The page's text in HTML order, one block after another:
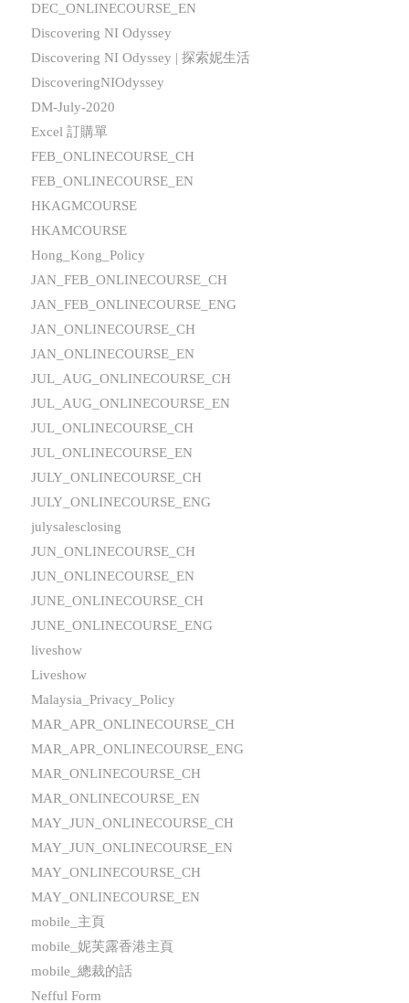
DEC_ONLINECOURSE_EN
Discovering NI Odyssey
Discovering NI Odyssey | 探索妮生活
DiscoveringNIOdyssey
DM-July-2020
Excel 訂購單
FEB_ONLINECOURSE_CH
FEB_ONLINECOURSE_EN
HKAGMCOURSE
HKAMCOURSE
Hong_Kong_Policy
JAN_FEB_ONLINECOURSE_CH
JAN_FEB_ONLINECOURSE_ENG
JAN_ONLINECOURSE_CH
JAN_ONLINECOURSE_EN
JUL_AUG_ONLINECOURSE_CH
JUL_AUG_ONLINECOURSE_EN
JUL_ONLINECOURSE_CH
JUL_ONLINECOURSE_EN
JULY_ONLINECOURSE_CH
JULY_ONLINECOURSE_ENG
julysalesclosing
JUN_ONLINECOURSE_CH
JUN_ONLINECOURSE_EN
JUNE_ONLINECOURSE_CH
JUNE_ONLINECOURSE_ENG
liveshow
Liveshow
Malaysia_Privacy_Policy
MAR_APR_ONLINECOURSE_CH
MAR_APR_ONLINECOURSE_ENG
MAR_ONLINECOURSE_CH
MAR_ONLINECOURSE_EN
MAY_JUN_ONLINECOURSE_CH
MAY_JUN_ONLINECOURSE_EN
MAY_ONLINECOURSE_CH
MAY_ONLINECOURSE_EN
mobile_主頁
mobile_妮芙露香港主頁
mobile_總裁的話
Nefful Form